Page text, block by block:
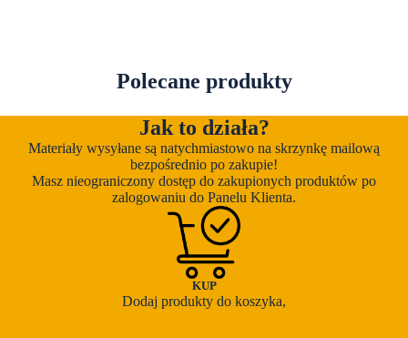
Polecane produkty
Jak to działa?
Materiały wysyłane są natychmiastowo na skrzynkę mailową
bezpośrednio po zakupie!
Masz nieograniczony dostęp do zakupionych produktów po
zalogowaniu do Panelu Klienta.
KUP
Dodaj produkty do koszyka,